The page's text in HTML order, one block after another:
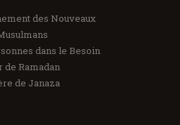
des Nouveaux
dans le Besoin
de Ramadan
de Janaza